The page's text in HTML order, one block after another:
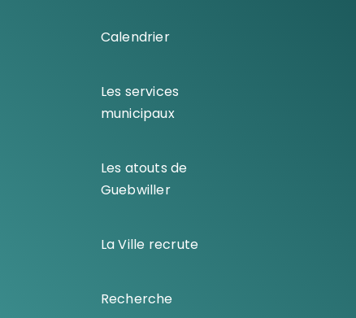
Calendrier
Les services
municipaux
Les atouts de
Guebwiller
La Ville recrute
Recherche